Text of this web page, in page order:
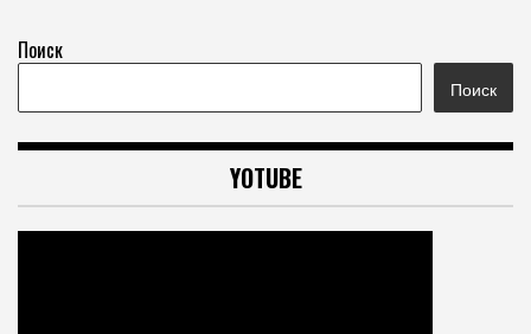
Поиск
Поиск
YOTUBE